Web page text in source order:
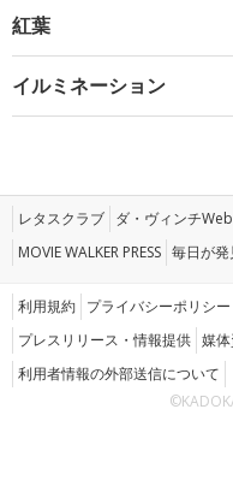
紅葉
イルミネーション
レタスクラブ ダ・ヴィンチWeb
MOVIE WALKER PRESS 毎日が発
利用規約 プライバシーポリシー
プレスリリース・情報提供 媒
利用者情報の外部送信について